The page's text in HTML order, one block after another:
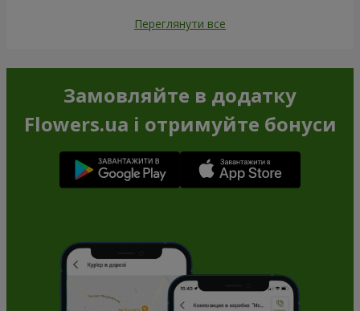
Переглянути все
Замовляйте в додатку
Flowers.ua і отримуйте бонуси